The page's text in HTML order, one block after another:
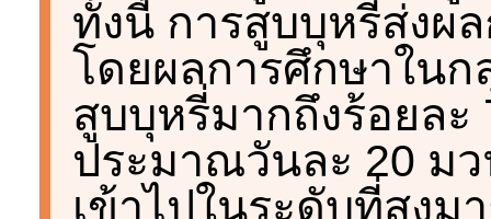
ทั้งนี้ การสูบบุหรี่ส่งผ
โดยผลการศึกษาใน
สูบบุหรี่มากถึงร้อยละ
ประมาณวันละ 20 ม
เข้าไปในระดับที่สูงม